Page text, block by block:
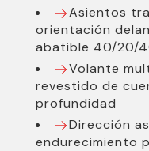
Asientos
orientación
abatible 40/20/
Volante
revestido de
profundidad
Dirección
endurecimiento